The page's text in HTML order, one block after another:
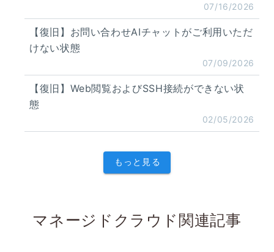
07/16/2026
【復旧】お問い合わせAIチャットがご利用いただ
けない状態
07/09/2026
【復旧】Web閲覧およびSSH接続ができない状
態
02/05/2026
もっと見る
マネージドクラウド 関連記事